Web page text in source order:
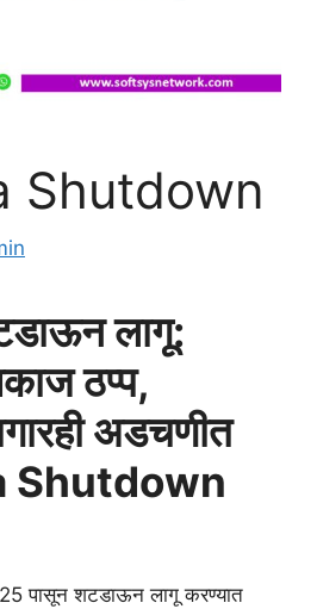
Shutdown
लागू:
ठप्प,
अडचणीत
Shutdown
पासून शटडाऊन लागू करण्यात